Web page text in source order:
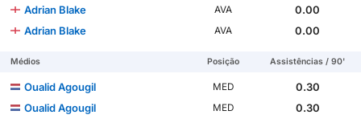
Adrian Blake
AVA
0.00
Adrian Blake
AVA 0.00
Médios Posição Assistências / 90'
Oualid Agougil MED
0.30
Oualid Agougil
MED
0.30